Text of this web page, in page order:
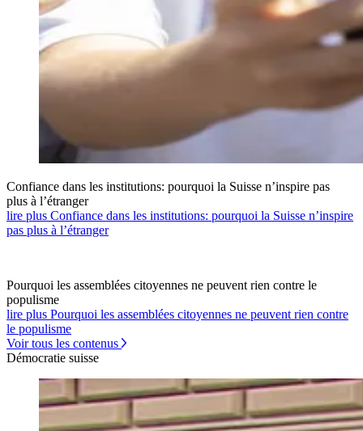
Confiance dans les institutions: pourquoi la Suisse n’inspire pas
plus à l’étranger
lire plus Confiance dans les institutions: pourquoi la Suisse n’inspire
pas plus à l’étranger
Pourquoi les assemblées citoyennes ne peuvent rien contre le
populisme
lire plus Pourquoi les assemblées citoyennes ne peuvent rien contre
le populisme
Voir tous les contenus
Démocratie suisse